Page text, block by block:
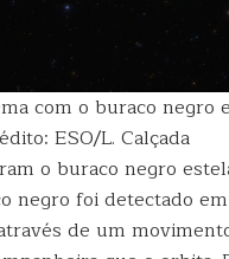
com o buraco negro
ESO/L. Calçada
o buraco negro
negro foi detectado
de um